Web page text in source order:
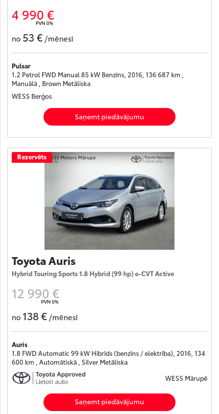
4 990 €
PVN 0%
no 53 € /mēnesī
Pulsar
1.2 Petrol FWD Manual 85 kW Benzīns, 2016, 136 687 km ,
Manuālā , Brown Metāliska
WESS Berģos
Saņemt piedāvājumu
Rezervēts
Toyota Auris
Hybrid Touring Sports 1.8 Hybrid (99 hp) e-CVT Active
12 990 €
PVN 0%
no 138 € /mēnesī
Auris
1.8 FWD Automatic 99 kW Hibrīds (benzīns / elektrība), 2016, 134
600 km , Automātiskā , Silver Metāliska
WESS Mārupē
Saņemt piedāvājumu